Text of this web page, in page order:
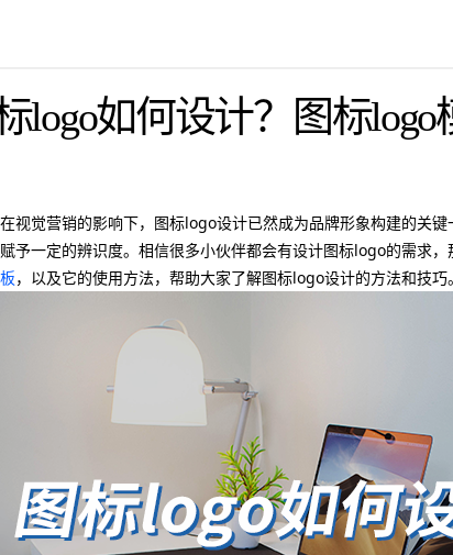
logo如何设计？图标
视觉营销的影响下，图标logo设计已然成为品牌形象构建的关
予一定的辨识度。相信很多小伙伴都会有设计图标logo的需求
，以及它的使用方法，帮助大家了解图标logo设计的方法和技巧。